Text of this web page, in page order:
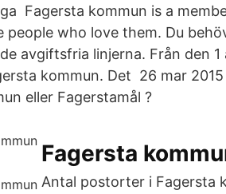
Fagersta kommun is a
people who love them. Du
avgiftsfria linjerna. Från den
kommun. Det 26 mar 2015
eller Fagerstamål ?
Fagersta
Antal postorter i Fagersta